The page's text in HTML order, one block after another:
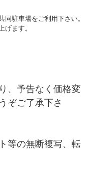
駐車場をご利用下さい。
げます。
、予告なく価格変
ぞご了承下さ
等の無断複写、転